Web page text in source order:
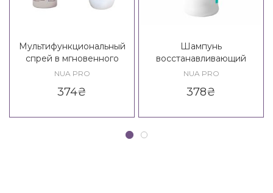
Мультифункциональный
спрей в мгновенного
действия NuaPRO
NUA PRO
374₴
Шампунь
восстанавливающий
NuaPRO Reconstruction
Formula
NUA PRO
378₴